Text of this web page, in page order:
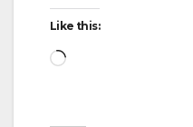
Like this:
Loading…